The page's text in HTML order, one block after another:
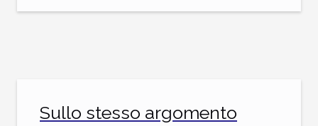
Sullo stesso argomento